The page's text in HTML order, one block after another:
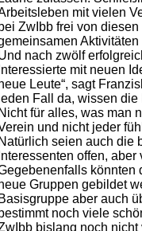
mit vielen
bei ZwIbb frei von
nach zwölf
Interessierte mit neuen
Leute“, sagt
Fall da, wissen
Nicht für alles, was man
und nicht jeder
Natürlich seien auch die
Interessenten offen,
könnten
Gruppen gebildet
Basisgruppe aber auch
bestimmt noch viele
bislang noch nicht